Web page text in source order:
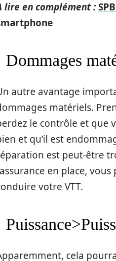
lire en complément :
Dommages
autre avantage
matériels.
le contrôle et que
et qu’il est
est peut-être
en place,
votre VTT.
cela